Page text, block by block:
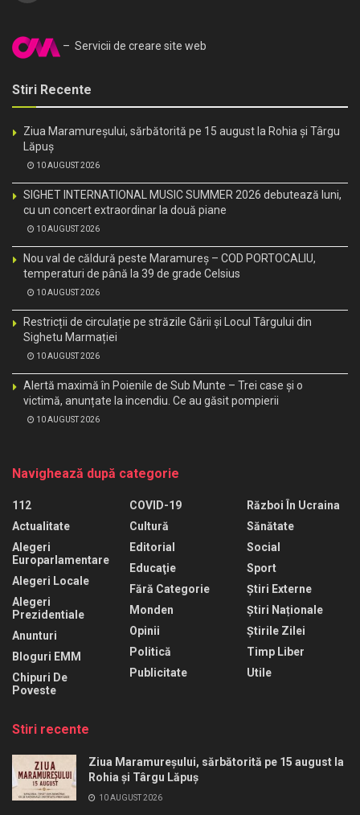
– Servicii de creare site web
Stiri Recente
Ziua Maramureșului, sărbătorită pe 15 august la Rohia și Târgu
Lăpuș
10 AUGUST 2026
SIGHET INTERNATIONAL MUSIC SUMMER 2026 debutează luni,
cu un concert extraordinar la două piane
10 AUGUST 2026
Nou val de căldură peste Maramureș – COD PORTOCALIU,
temperaturi de până la 39 de grade Celsius
10 AUGUST 2026
Restricții de circulație pe străzile Gării și Locul Târgului din
Sighetu Marmației
10 AUGUST 2026
Alertă maximă în Poienile de Sub Munte – Trei case și o
victimă, anunțate la incendiu. Ce au găsit pompierii
10 AUGUST 2026
Navighează după categorie
112
Actualitate
Alegeri
Europarlamentare
Alegeri Locale
Alegeri
Prezidentiale
Anunturi
Bloguri EMM
Chipuri De
Poveste
COVID-19
Cultură
Editorial
Educaţie
Fără Categorie
Monden
Opinii
Politică
Publicitate
Război În Ucraina
Sănătate
Social
Sport
Știri Externe
Știri Naționale
Știrile Zilei
Timp Liber
Utile
Stiri recente
Ziua Maramureșului, sărbătorită pe 15 august la
Rohia și Târgu Lăpuș
10 AUGUST 2026